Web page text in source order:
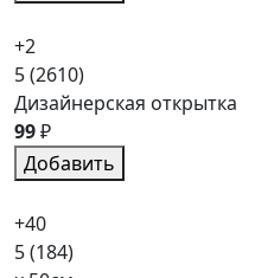
+2
5(2610)
Дизайнерская открытка
99₽
Добавить
+40
5(184)